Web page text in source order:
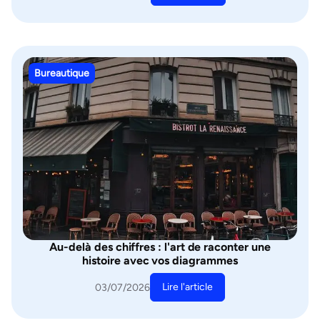
Bureautique
Au-delà des chiffres : l'art de raconter une
histoire avec vos diagrammes
03/07/2026 Lire l'article